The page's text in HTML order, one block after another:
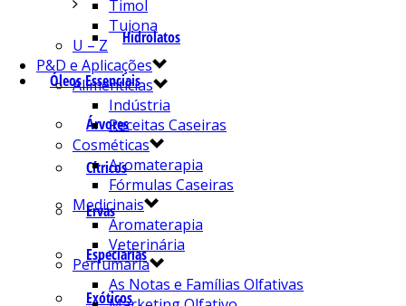
Hidrolatos
Óleos Essenciais
Árvores
Cítricos
Ervas
Especiarias
Exóticos
Timol
Tujona
U – Z
P&D e Aplicações
Alimentícias
Indústria
Receitas Caseiras
Cosméticas
Aromaterapia
Fórmulas Caseiras
Medicinais
Aromaterapia
Veterinária
Perfumaria
As Notas e Famílias Olfativas